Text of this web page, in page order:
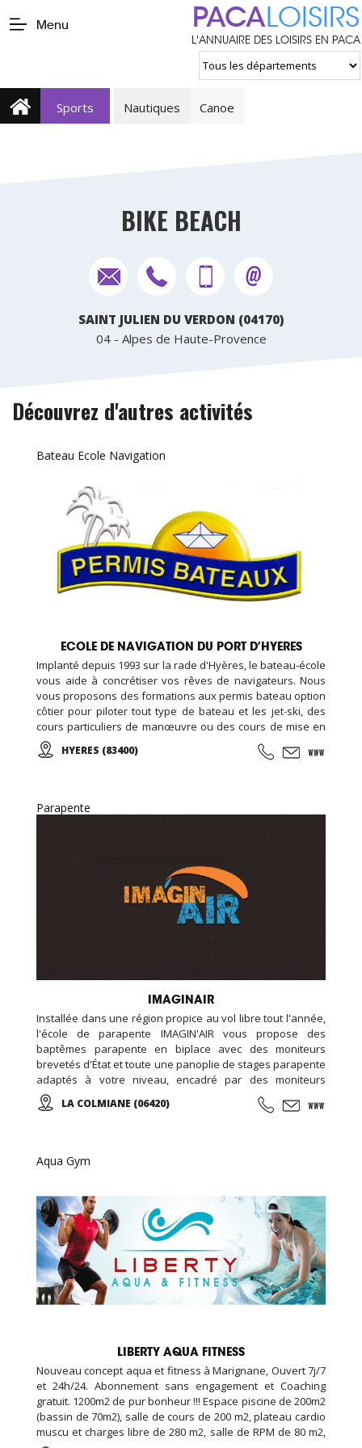
Menu PACALOISIRS
L'ANNUAIRE DES LOISIRS EN PACA
Sports Nautiques Canoe
BIKE BEACH
SAINT JULIEN DU VERDON (04170)
04 - Alpes de Haute-Provence
Découvrez d'autres activités
Bateau Ecole Navigation
ECOLE DE NAVIGATION DU PORT D’HYERES
Implanté depuis 1993 sur la rade d'Hyères, le bateau-école
vous aide à concrétiser vos rêves de navigateurs. Nous
vous proposons des formations aux permis bateau option
côtier pour piloter tout type de bateau et les jet-ski, des
cours particuliers de manœuvre ou des cours de mise en
main de votre nouveau bateau... L'école vous permettra
de réussir à l'examen du certificat restreint de
HYERES (83400)
Parapente
IMAGINAIR
Installée dans une région propice au vol libre tout l'année,
l'école de parapente IMAGIN'AIR vous propose des
baptêmes parapente en biplace avec des moniteurs
brevetés d'État et toute une panoplie de stages parapente
adaptés à votre niveau, encadré par des moniteurs
diplômés et à votre écoute. De la Colmiane à Roquebrune
Cap Martin, en passant par l'Italie, une multitude de sites
LA COLMIANE (06420)
Aqua Gym
LIBERTY AQUA FITNESS
Nouveau concept aqua et fitness à Marignane, Ouvert 7j/7
et 24h/24. Abonnement sans engagement et Coaching
gratuit. 1200m2 de pur bonheur !!! Espace piscine de 200m2
(bassin de 70m2), salle de cours de 200 m2, plateau cardio
muscu et charges libre de 280 m2, salle de RPM de 80 m2,